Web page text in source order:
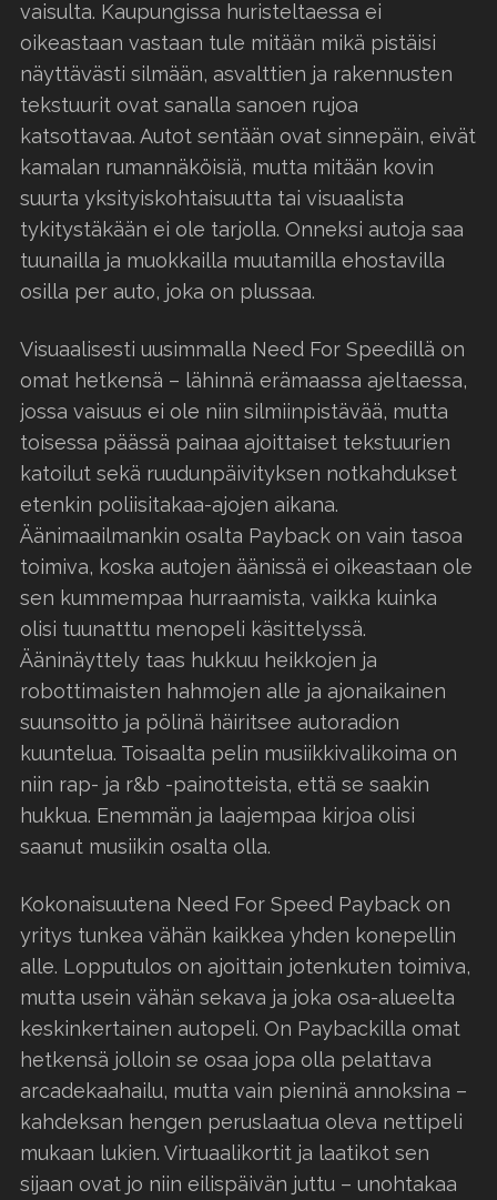
vaisulta. Kaupungissa huristeltaessa ei
oikeastaan vastaan tule mitään mikä pistäisi
näyttävästi silmään, asvalttien ja rakennusten
tekstuurit ovat sanalla sanoen rujoa
katsottavaa. Autot sentään ovat sinnepäin, eivät
kamalan rumannäköisiä, mutta mitään kovin
suurta yksityiskohtaisuutta tai visuaalista
tykitystäkään ei ole tarjolla. Onneksi autoja saa
tuunailla ja muokkailla muutamilla ehostavilla
osilla per auto, joka on plussaa.
Visuaalisesti uusimmalla Need For Speedillä on
omat hetkensä – lähinnä erämaassa ajeltaessa,
jossa vaisuus ei ole niin silmiinpistävää, mutta
toisessa päässä painaa ajoittaiset tekstuurien
katoilut sekä ruudunpäivityksen notkahdukset
etenkin poliisitakaa-ajojen aikana.
Äänimaailmankin osalta Payback on vain tasoa
toimiva, koska autojen äänissä ei oikeastaan ole
sen kummempaa hurraamista, vaikka kuinka
olisi tuunatttu menopeli käsittelyssä.
Ääninäyttely taas hukkuu heikkojen ja
robottimaisten hahmojen alle ja ajonaikainen
suunsoitto ja pölinä häiritsee autoradion
kuuntelua. Toisaalta pelin musiikkivalikoima on
niin rap- ja r&b -painotteista, että se saakin
hukkua. Enemmän ja laajempaa kirjoa olisi
saanut musiikin osalta olla.
Kokonaisuutena Need For Speed Payback on
yritys tunkea vähän kaikkea yhden konepellin
alle. Lopputulos on ajoittain jotenkuten toimiva,
mutta usein vähän sekava ja joka osa-alueelta
keskinkertainen autopeli. On Paybackilla omat
hetkensä jolloin se osaa jopa olla pelattava
arcadekaahailu, mutta vain pieninä annoksina –
kahdeksan hengen peruslaatua oleva nettipeli
mukaan lukien. Virtuaalikortit ja laatikot sen
sijaan ovat jo niin eilispäivän juttu – unohtakaa